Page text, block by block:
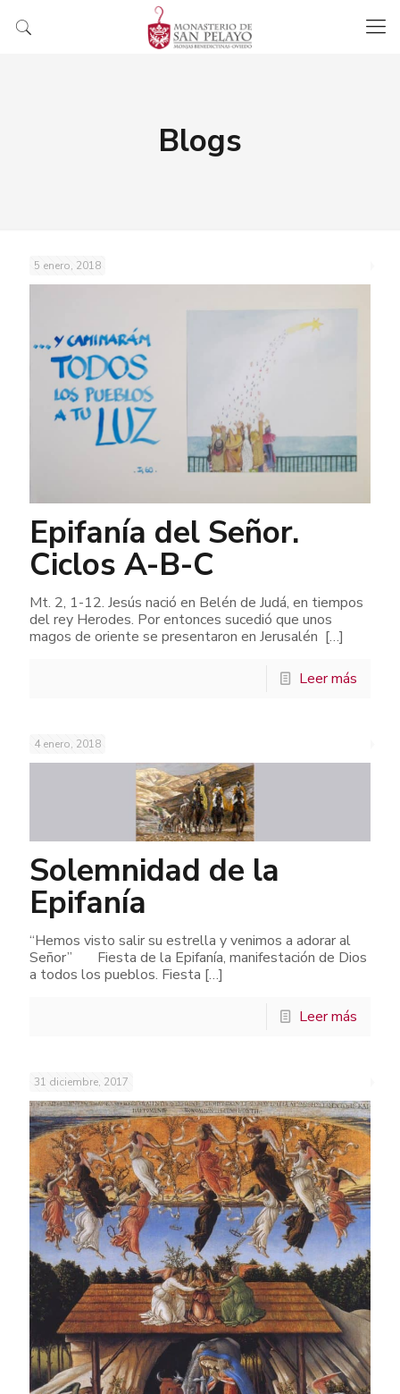
Blogs
5 enero, 2018
Epifanía del Señor.
Ciclos A-B-C
Mt. 2, 1-12. Jesús nació en Belén de Judá, en tiempos
del rey Herodes. Por entonces sucedió que unos
magos de oriente se presentaron en Jerusalén […]
Leer más
4 enero, 2018
Solemnidad de la
Epifanía
“Hemos visto salir su estrella y venimos a adorar al
Señor” Fiesta de la Epifanía, manifestación de Dios
a todos los pueblos. Fiesta […]
Leer más
31 diciembre, 2017